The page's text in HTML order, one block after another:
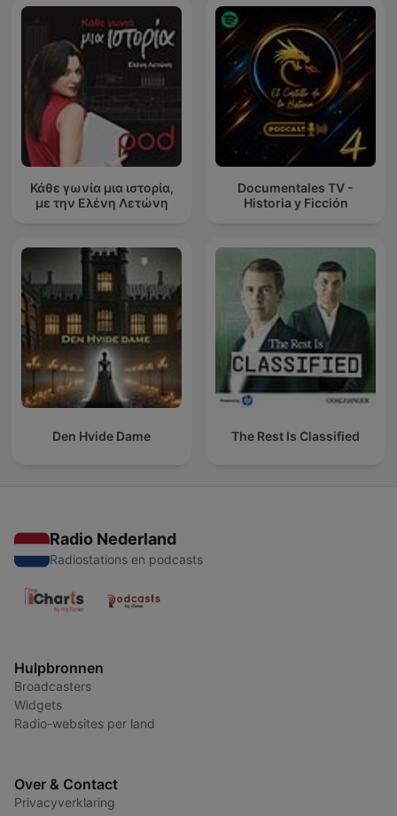
Κάθε γωνία μια ιστορία,
με την Ελένη Λετώνη
Documentales TV -
Historia y Ficción
Den Hvide Dame The Rest Is Classified
Radio Nederland
Radiostations en podcasts
Hulpbronnen
Broadcasters
Widgets
Radio-websites per land
Over & Contact
Privacyverklaring